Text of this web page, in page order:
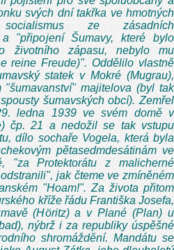
svých dní takřka ve hmotných
ze zásadních
a "připojení Šumavy, které bylo
životního zápasu, nebylo mu
reine Freude)". Oddělilo vlastně
statek v Mokré (Mugrau),
majitelova (byl tak
šumavských obcí). Zemřel
ledna 1939 ve svém domě v
čp. 21 a nedožil se tak vstupu
dílo sochaře Vogela, která byla
pětasedmdesátinám ve
"za Protektorátu z malicherné
jak čteme ve zmíněném
"Hoam!". Za života přitom
kříže řádu Františka Josefa,
(Höritz) a v Plané (Plan) u
nýbrž i za republiky úspěšné
shromáždění. Mandátu se